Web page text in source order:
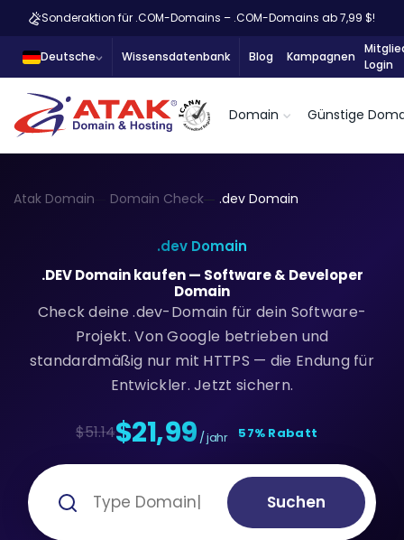
Sonderaktion für .COM-Domains – .COM-Domains ab 7,99 $!
Deutsche Wissensdatenbank Blog Kampagnen
Login
Domain Günstige
Atak Domain Domain Check .dev Domain
.dev Domain
.DEV Domain kaufen — Software & Developer
Domain
Check deine .dev-Domain für dein Software-
Projekt. Von Google betrieben und
standardmäßig nur mit HTTPS — die Endung für
Entwickler. Jetzt sichern.
$51.14$21,99 / jahr 57% Rabatt
Suchen